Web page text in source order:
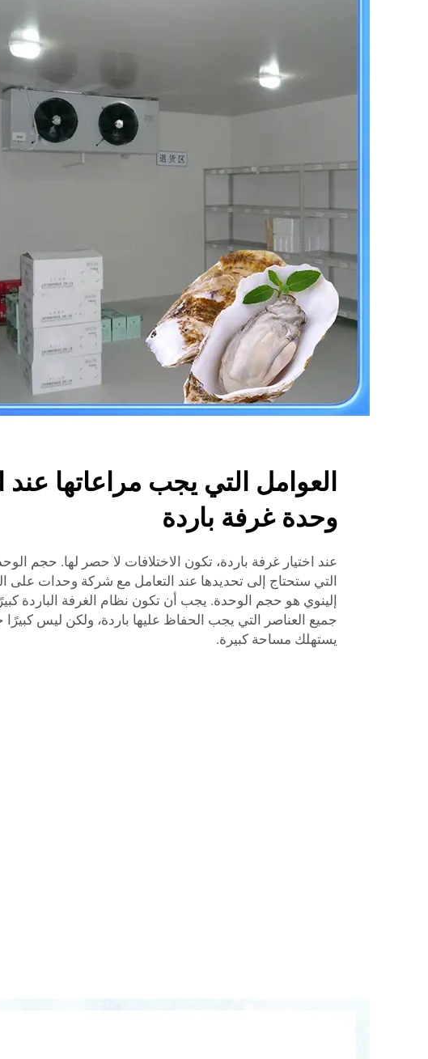
العوامل التي يجب مراعاتها عند
وحدة غرفة باردة
عند اختيار غرفة باردة، تكون الاختلافات لا حصر لها. حجم
التي ستحتاج إلى تحديدها عند التعامل مع شركة وحدات
إلينوي هو حجم الوحدة. يجب أن تكون نظام الغرفة الباردة
جميع العناصر التي يجب الحفاظ عليها باردة، ولكن ليس كبيرًا
يستهلك مساحة كبيرة.